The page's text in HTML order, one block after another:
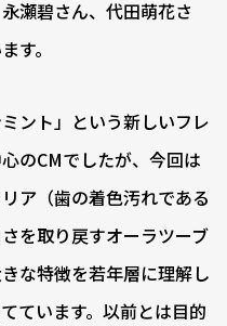
瀬碧さん、代田萌花さ
す。
ント」という新しいフレ
のCMでしたが、今回は
ア（歯の着色汚れである
を取り戻すオーラツーブ
な特徴を若年層に理解し
ています。以前とは目的